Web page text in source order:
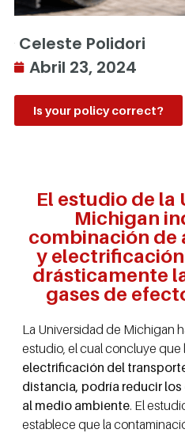
Celeste Polidori
Abril 23, 2024
Is your policy correct?
El estudio de la
Michigan
combinación de
y
drásticamente
gases de
La Universidad de Michigan
estudio, el cual concluye que
electrificación del
distancia, podría reducir los
al medio ambiente. El
establece que la